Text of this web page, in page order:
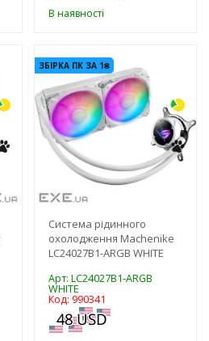
В наявності
ЗБІРКА ПК ЗА 1₴
Система рідинного
охолодження Machenike
LC24027B1-ARGB WHITE
Арт: LC24027B1-ARGB
WHITE
Код: 990341